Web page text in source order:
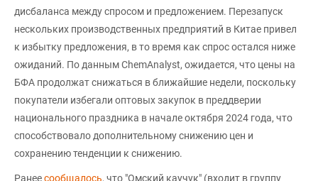
дисбаланса между спросом и предложением. Перезапуск
нескольких производственных предприятий в Китае привел
к избытку предложения, в то время как спрос остался ниже
ожиданий. По данным ChemAnalyst, ожидается, что цены на
БФА продолжат снижаться в ближайшие недели, поскольку
покупатели избегали оптовых закупок в преддверии
национального праздника в начале октября 2024 года, что
способствовало дополнительному снижению цен и
сохранению тенденции к снижению.
Ранеесообщалось, что "Омский каучук" (входит в группу